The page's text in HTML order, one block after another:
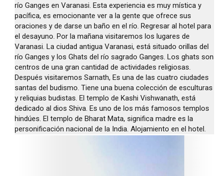
río Ganges en Varanasi. Esta experiencia es muy mística y
pacífica, es emocionante ver a la gente que ofrece sus
oraciones y de darse un baño en el río. Regresar al hotel para
el desayuno. Por la mañana visitaremos los lugares de
Varanasi. La ciudad antigua Varanasi, está situado orillas del
río Ganges y los Ghats del río sagrado Ganges. Los ghats son
centros de una gran cantidad de actividades religiosas.
Después visitaremos Sarnath, Es una de las cuatro ciudades
santas del budismo. Tiene una buena colección de esculturas
y reliquias budistas. El templo de Kashi Vishwanath, está
dedicado al dios Shiva. Es uno de los más famosos templos
hindúes. El templo de Bharat Mata, significa madre es la
personificación nacional de la India. Alojamiento en el hotel.